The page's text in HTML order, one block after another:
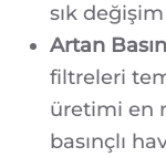
sık
Artan
filtreleri
üretimi en
basınçlı